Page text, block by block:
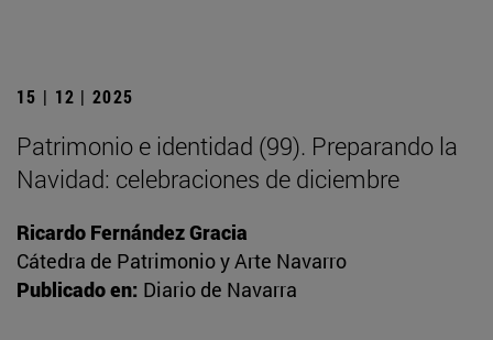
15 | 12 | 2025
Patrimonio e identidad (99). Preparando la
Navidad: celebraciones de diciembre
Ricardo Fernández Gracia
Cátedra de Patrimonio y Arte Navarro
Publicado en: Diario de Navarra